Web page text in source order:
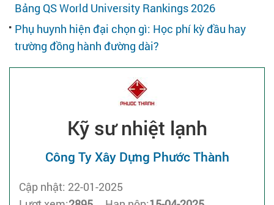
Nhà tuyển dụng
Bảng QS World University Rankings 2026
Phụ huynh hiện đại chọn gì: Học phí kỳ đầu hay
trường đồng hành đường dài?
Kỹ sư nhiệt lạnh
Công Ty Xây Dựng Phước Thành
Cập nhật: 22-01-2025